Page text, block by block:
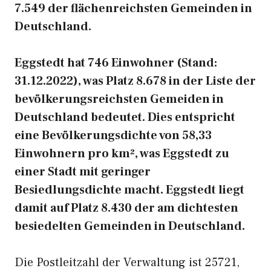
7.549 der flächenreichsten Gemeinden in
Deutschland.
Eggstedt hat 746 Einwohner (Stand:
31.12.2022), was Platz 8.678 in der Liste der
bevölkerungsreichsten Gemeiden in
Deutschland bedeutet. Dies entspricht
eine Bevölkerungsdichte von 58,33
Einwohnern pro km², was Eggstedt zu
einer Stadt mit geringer
Besiedlungsdichte macht. Eggstedt liegt
damit auf Platz 8.430 der am dichtesten
besiedelten Gemeinden in Deutschland.
Die Postleitzahl der Verwaltung ist 25721,